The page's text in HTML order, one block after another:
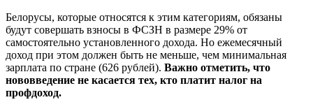
Белорусы, которые относятся к этим категориям, обязаны
будут совершать взносы в ФСЗН в размере 29% от
самостоятельно установленного дохода. Но ежемесячный
доход при этом должен быть не меньше, чем минимальная
зарплата по стране (626 рублей). Важно отметить, что
нововведение не касается тех, кто платит налог на
профдоход.